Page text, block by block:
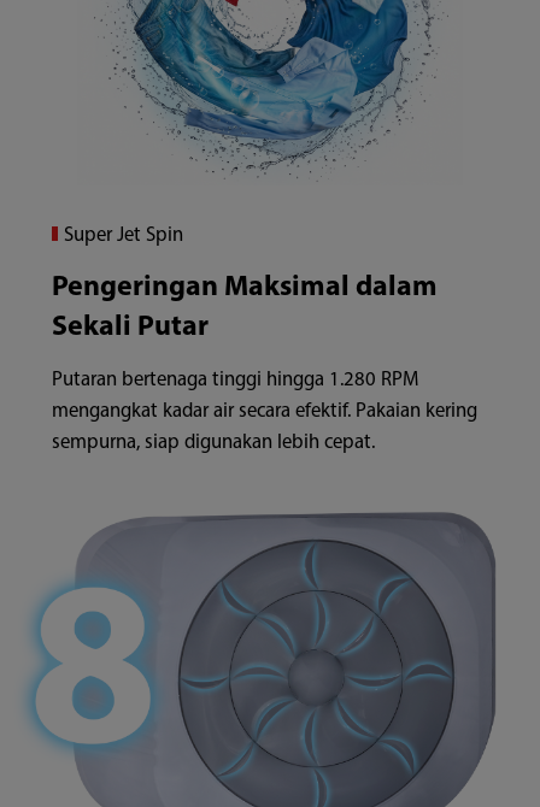
Super Jet Spin
Pengeringan Maksimal dalam
Sekali Putar
Putaran bertenaga tinggi hingga 1.280 RPM
mengangkat kadar air secara efektif. Pakaian kering
sempurna, siap digunakan lebih cepat.